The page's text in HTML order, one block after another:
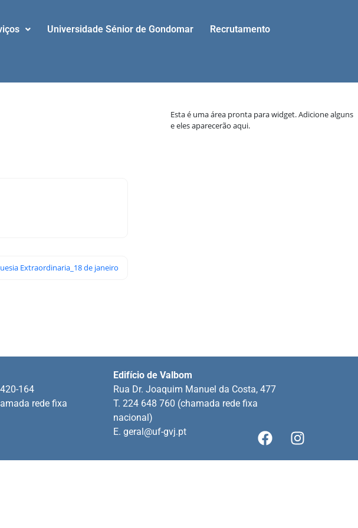
Universidade Sénior de Gondomar Recrutamento
Extraordinaria_18 de janeiro
Esta é uma área pronta para widget. Adicione alguns
e eles aparecerão aqui.
164
rede fixa
Edifício de Valbom
Rua Dr. Joaquim Manuel da Costa, 477
T. 224 648 760 (chamada rede fixa
nacional)
E.geral@uf-gvj.pt